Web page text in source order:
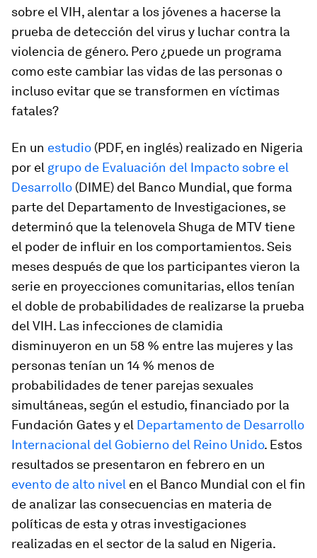
sobre el VIH, alentar a los jóvenes a hacerse la
prueba de detección del virus y luchar contra la
violencia de género. Pero ¿puede un programa
como este cambiar las vidas de las personas o
incluso evitar que se transformen en víctimas
fatales?
En un estudio (PDF, en inglés) realizado en Nigeria
por el grupo de Evaluación del Impacto sobre el
Desarrollo (DIME) del Banco Mundial, que forma
parte del Departamento de Investigaciones, se
determinó que la telenovela Shuga de MTV tiene
el poder de influir en los comportamientos. Seis
meses después de que los participantes vieron la
serie en proyecciones comunitarias, ellos tenían
el doble de probabilidades de realizarse la prueba
del VIH. Las infecciones de clamidia
disminuyeron en un 58 % entre las mujeres y las
personas tenían un 14 % menos de
probabilidades de tener parejas sexuales
simultáneas, según el estudio, financiado por la
Fundación Gates y el Departamento de Desarrollo
Internacional del Gobierno del Reino Unido. Estos
resultados se presentaron en febrero en un
evento de alto nivel en el Banco Mundial con el fin
de analizar las consecuencias en materia de
políticas de esta y otras investigaciones
realizadas en el sector de la salud en Nigeria.